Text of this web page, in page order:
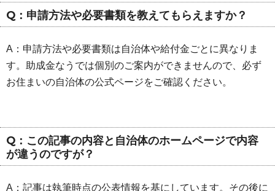
Q：申請方法や必要書類を教えてもらえますか？
A：申請方法や必要書類は自治体や給付金ごとに異なりま
す。助成金なうでは個別のご案内ができませんので、必ず
お住まいの自治体の公式ページをご確認ください。
Q：この記事の内容と自治体のホームページで内容
が違うのですが？
A：記事は執筆時点の公表情報を基にしています。その後に